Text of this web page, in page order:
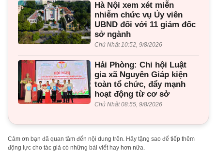
Hà Nội xem xét miễn
nhiễm chức vụ Ủy viên
UBND đối với 11 giám đốc
sở ngành
Chủ Nhật 10:52, 9/8/2026
Hải Phòng: Chi hội Luật
gia xã Nguyên Giáp kiện
toàn tổ chức, đẩy mạnh
hoạt động từ cơ sở
Chủ Nhật 08:55, 9/8/2026
Cảm ơn bạn đã quan tâm đến nội dung trên. Hãy tặng sao để tiếp thêm
động lực cho tác giả có những bài viết hay hơn nữa.